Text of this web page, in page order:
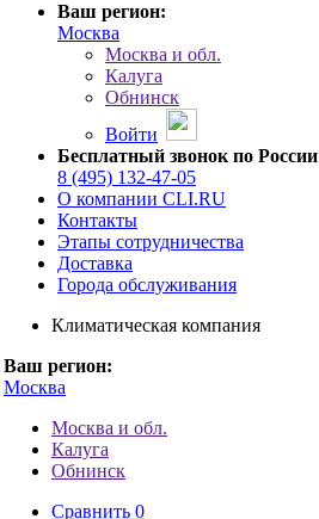
Ваш регион:
Москва
Москва и обл.
Калуга
Обнинск
Войти
Бесплатный звонок по России
8 (495) 132-47-05
О компании CLI.RU
Контакты
Этапы сотрудничества
Доставка
Города обслуживания
Климатическая компания
Ваш регион:
Москва
Москва и обл.
Калуга
Обнинск
Сравнить 0